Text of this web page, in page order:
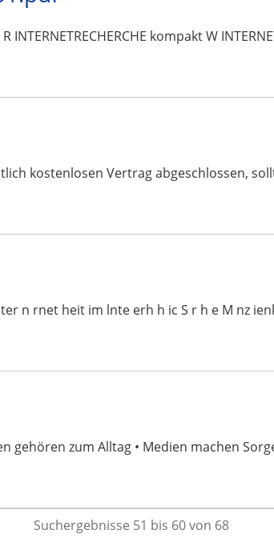
INTERNETRECHERCHE kompakt W
kostenlosen Vertrag abgeschlossen,
n rnet heit im lnte erh h ic S r h e M nz
gehören zum Alltag • Medien machen
Suchergebnisse 51 bis 60 von 68